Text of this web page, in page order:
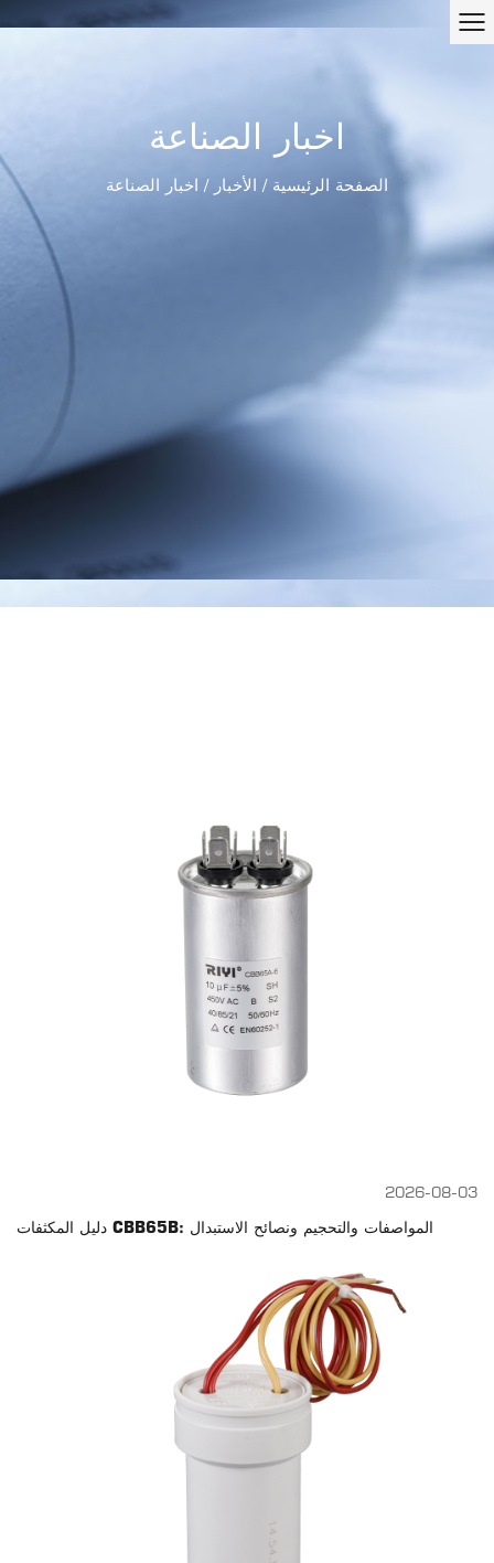
اخبار الصناعة
الصفحة الرئيسية / الأخبار / اخبار الصناعة
2026-08-03
دليل المكثفات CBB65B: المواصفات والتحجيم ونصائح الاستبدال